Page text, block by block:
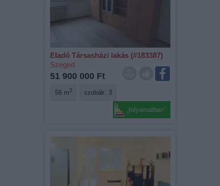
Eladó Társasházi lakás (#183387)
Szeged
51 900 000 Ft
56 m2 szobák: 3
„folyamatban“